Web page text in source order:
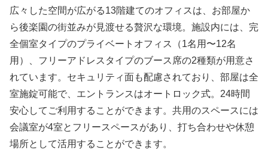
広々した空間が広がる13階建てのオフィスは、お部屋か
ら後楽園の街並みが見渡せる贅沢な環境。施設内には、完
全個室タイプのプライベートオフィス（1名用〜12名
用）、フリーアドレスタイプのブース席の2種類が用意さ
れています。セキュリティ面も配慮されており、部屋は全
室施錠可能で、エントランスはオートロック式。24時間
安心してご利用することができます。共用のスペースには
会議室が4室とフリースペースがあり、打ち合わせや休憩
場所として活用することができます。